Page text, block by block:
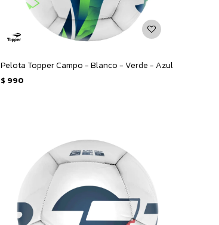
Pelota Topper Campo - Blanco - Verde - Azul
$ 990